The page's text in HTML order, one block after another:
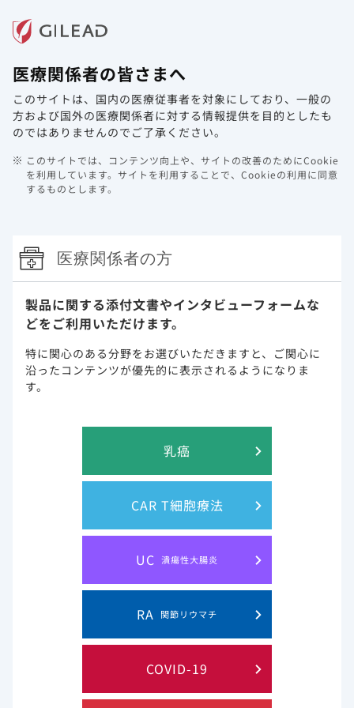
ホーム 製品情報
資材請求フォーム定期メンテナンスに
関するご案内
2026年5月11日 その他
平素は当サイトをご利用いただき、誠にありがとうございま
サーバーメンテナンスのため、下記日程にて資材請求フォー
ムのサービス停止を予定しております。
みなさまにはご不便おかけいたしますが、何卒ご理解いただ
きますようお願い申し上げます。
メンテナンス日時：
２０２６年 ５月 １７日（日）０時００分 ～ ７時００
※作業進捗により、前後する場合がございます。ご了承くだ
さいませ。
がございます。
このウェブサイト上に含まれる情報は、医師または薬剤師による指導に
プライバシー・ステイトメン
ご利用規約
お問い合わせ サイトマップ
医療関係者の皆さまへ
このサイトは、国内の医療従事者を対象にしており、 一般の
方および国外の医療関係者に対する情報提供を目的としたも
のではありませんのでご了承ください。
このサイトでは、コンテンツ向上や、サイトの改善のためにCookie
を利用しています。 サイトを利用することで、Cookieの利用に同意
するものとします。
医療関係者の方
製品に関する添付文書やインタビューフォームな
どをご利用いただけます。
特に関心のある分野をお選びいただきますと、 ご関心に
沿ったコンテンツが優先的に表示されるようになりま
す。
乳癌
CAR T細胞療法
UC 潰瘍性大腸炎
RA 関節リウマチ
COVID-19